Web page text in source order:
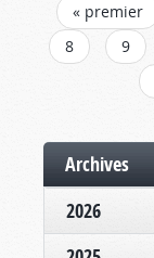
PAGES
« premier
8
9
Archives
2026